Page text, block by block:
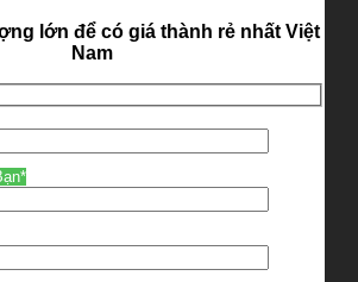
lớn để có giá thành rẻ nhất Việt
Nam